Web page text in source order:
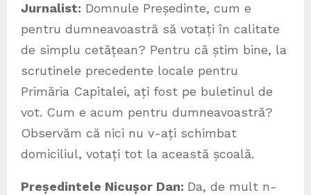
Jurnalist: Domnule Președinte, cum e
pentru dumneavoastră să votați în calitate
de simplu cetățean? Pentru că știm bine, la
scrutinele precedente locale pentru
Primăria Capitalei, ați fost pe buletinul de
vot. Cum e acum pentru dumneavoastră?
Observăm că nici nu v-ați schimbat
domiciliul, votați tot la această școală.
Președintele Nicușor Dan: Da, de mult n-